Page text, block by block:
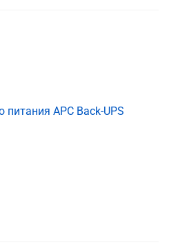
питания APC Back-UPS